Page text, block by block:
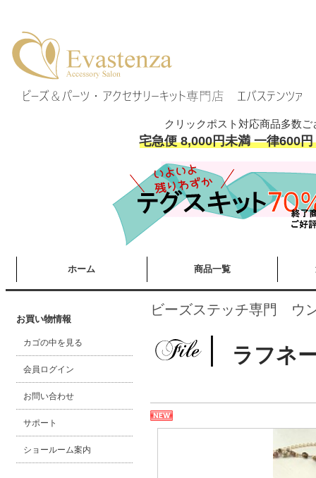
クリックポスト対応商品多数
宅急便 8,000円未満 一律600
ホーム 商品一覧
ビーズステッチ専門 ウ
ラフネ
お買い物情報
カゴの中を見る
会員ログイン
お問い合わせ
サポート
ショールーム案内